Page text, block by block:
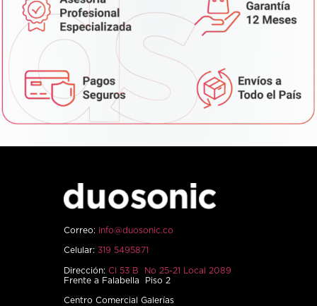
Correo: info@duosonic.co
Celular: 319 5495871
Dirección: Cl 53 B No 25-21 Local 2089
Frente a Falabella Piso 2
Centro Comercial Galerías